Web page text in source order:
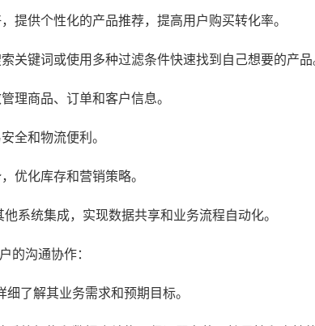
提供个性化的产品推荐，提高用户购买转化率。
关键词或使用多种过滤条件快速找到自己想要的产品
理商品、订单和客户信息。
全和物流便利。
优化库存和营销策略。
系统集成，实现数据共享和业务流程自动化。
的沟通协作：
了解其业务需求和预期目标。